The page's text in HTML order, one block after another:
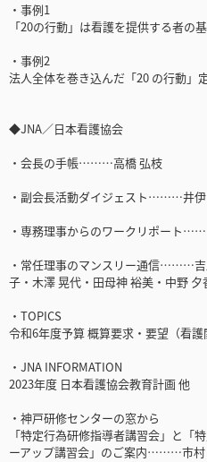
・事例1
「20の行動」は看護を提供する者
・事例2
法人全体を巻き込んだ「20 の行動
◆JNA／日本看護協会
・会長の手帳………高橋 弘枝
・副会長活動ダイジェスト………井伊
・専務理事からのワークリポート
・常任理事のマンスリー通信………吉
子・木澤 晃代・田母神 裕美・中野 夕
・TOPICS
令和6年度予算 概算要求・要望（看
・JNA INFORMATION
2023年度 日本看護協会教育計画 他
・神戸研修センターの窓から
「特定行為研修指導者講習会」と「
ーアップ講習会」のご案内………市村